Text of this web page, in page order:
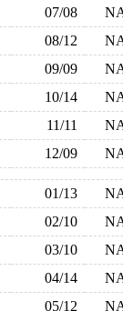
07/08
08/12
09/09
10/14
11/11
12/09
01/13
02/10
03/10
04/14
05/12